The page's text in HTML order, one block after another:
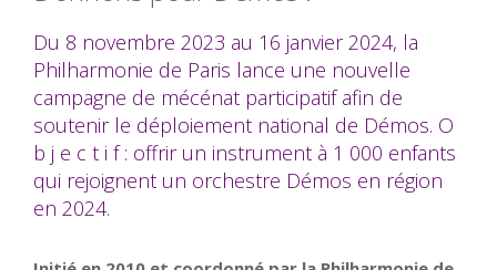
Du 8 novembre 2023 au 16 janvier 2024, la
Philharmonie de Paris lance une nouvelle
campagne de mécénat participatif afin de
soutenir le déploiement national de Démos. O
b j e c t i f : offrir un instrument à 1 000 enfants
qui rejoignent un orchestre Démos en région
en 2024.